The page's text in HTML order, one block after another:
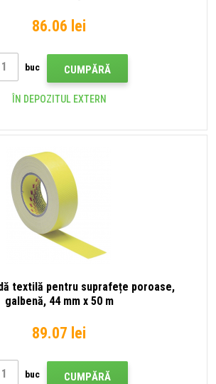
86.06 lei
buc CUMPĂRĂ
ÎN DEPOZITUL EXTERN
textilă pentru suprafețe poroase,
galbenă, 44 mm x 50 m
89.07 lei
buc CUMPĂRĂ